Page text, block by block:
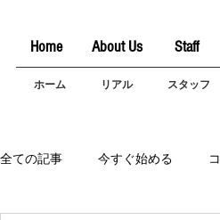
Home About Us Staff
ホーム リアル スタッフ
全ての記事 今すぐ始める